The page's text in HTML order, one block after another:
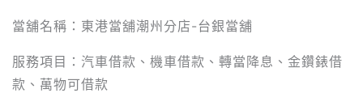
當舖名稱：東港當舖潮州分店-台銀當舖
服務項目：汽車借款、機車借款、轉當降息、金鑽錶借
款、萬物可借款